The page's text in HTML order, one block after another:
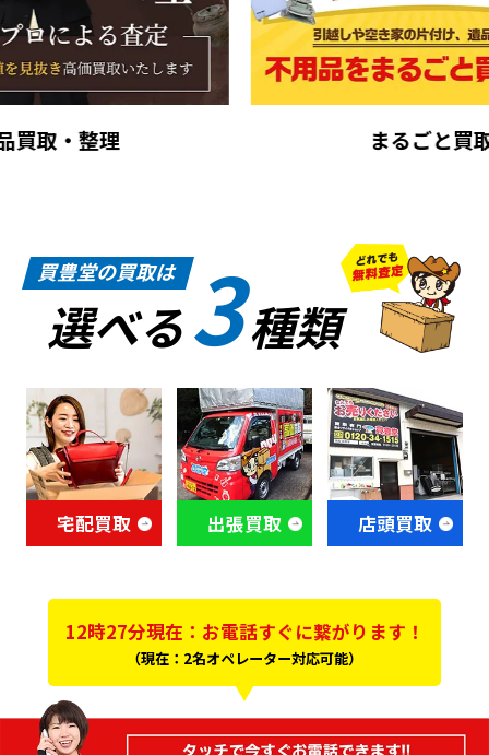
買豊堂の買取は
選べる3種類
宅配買取 出張買取 店頭買取
12時27分現在：お電話すぐに繋がります！
（現在：2名オペレーター対応可能）